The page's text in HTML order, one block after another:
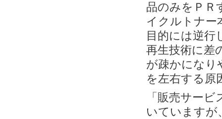
品のみをＰＲ
イクルトナー
目的には逆行
再生技術に差
が疎かになり
を左右する原
「販売サー
いていますが